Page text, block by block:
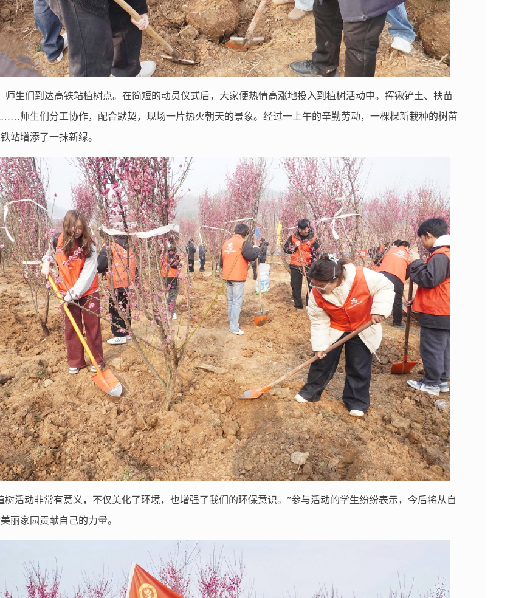
师生们到达高铁站植树点。在简短的动员仪式后，大家便热情高涨地投入到植树活动中。挥锹铲土、扶苗
……师生们分工协作，配合默契，现场一片热火朝天的景象。经过一上午的辛勤劳动，一棵棵新栽种的树苗
站增添了一抹新绿。
树活动非常有意义，不仅美化了环境，也增强了我们的环保意识。”参与活动的学生纷纷表示，今后将从自
丽家园贡献自己的力量。